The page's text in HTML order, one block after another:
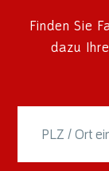
Finden Sie
dazu